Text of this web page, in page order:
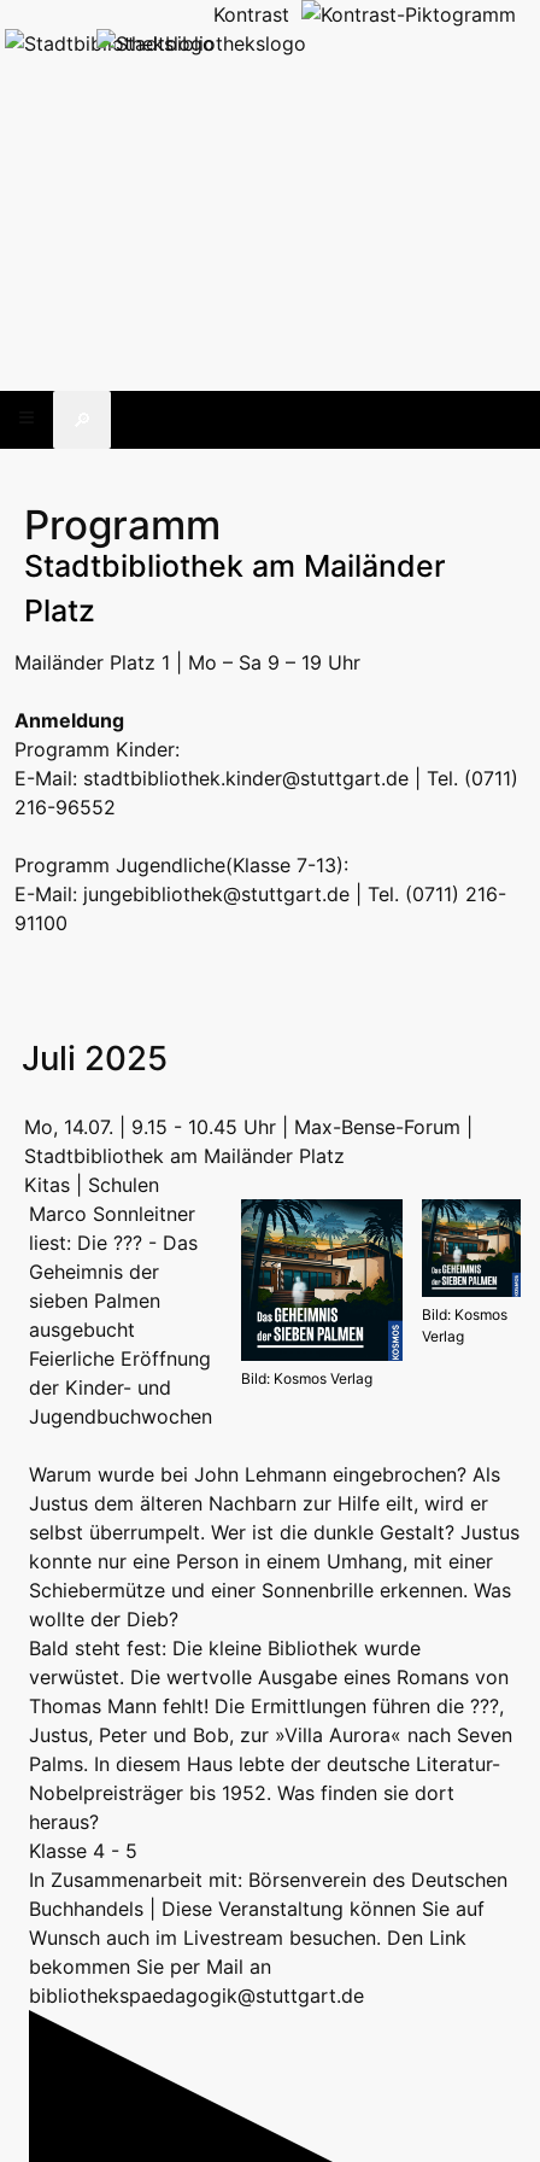
Kontrast
Programm
Stadtbibliothek am Mailänder
Platz
Mailänder Platz 1 | Mo – Sa 9 – 19 Uhr
Anmeldung
Programm Kinder:
E-Mail: stadtbibliothek.kinder@stuttgart.de | Tel. (0711)
216-96552
Programm Jugendliche(Klasse 7-13):
E-Mail: jungebibliothek@stuttgart.de | Tel. (0711) 216-
91100
Juli 2025
Mo, 14.07. | 9.15 - 10.45 Uhr | Max-Bense-Forum |
Stadtbibliothek am Mailänder Platz
Kitas | Schulen
Bild: Kosmos
Verlag
Bild: Kosmos Verlag
Marco Sonnleitner
liest: Die ??? - Das
Geheimnis der
sieben Palmen
ausgebucht
Feierliche Eröffnung
der Kinder- und
Jugendbuchwochen
Warum wurde bei John Lehmann eingebrochen? Als
Justus dem älteren Nachbarn zur Hilfe eilt, wird er
selbst überrumpelt. Wer ist die dunkle Gestalt? Justus
konnte nur eine Person in einem Umhang, mit einer
Schiebermütze und einer Sonnenbrille erkennen. Was
wollte der Dieb?
Bald steht fest: Die kleine Bibliothek wurde
verwüstet. Die wertvolle Ausgabe eines Romans von
Thomas Mann fehlt! Die Ermittlungen führen die ???,
Justus, Peter und Bob, zur »Villa Aurora« nach Seven
Palms. In diesem Haus lebte der deutsche Literatur-
Nobelpreisträger bis 1952. Was finden sie dort
heraus?
Klasse 4 - 5
In Zusammenarbeit mit: Börsenverein des Deutschen
Buchhandels | Diese Veranstaltung können Sie auf
Wunsch auch im Livestream besuchen. Den Link
bekommen Sie per Mail an
bibliothekspaedagogik@stuttgart.de